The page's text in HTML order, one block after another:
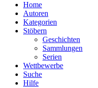
Home
Autoren
Kategorien
Stöbern
Geschichten
Sammlungen
Serien
Wettbewerbe
Suche
Hilfe